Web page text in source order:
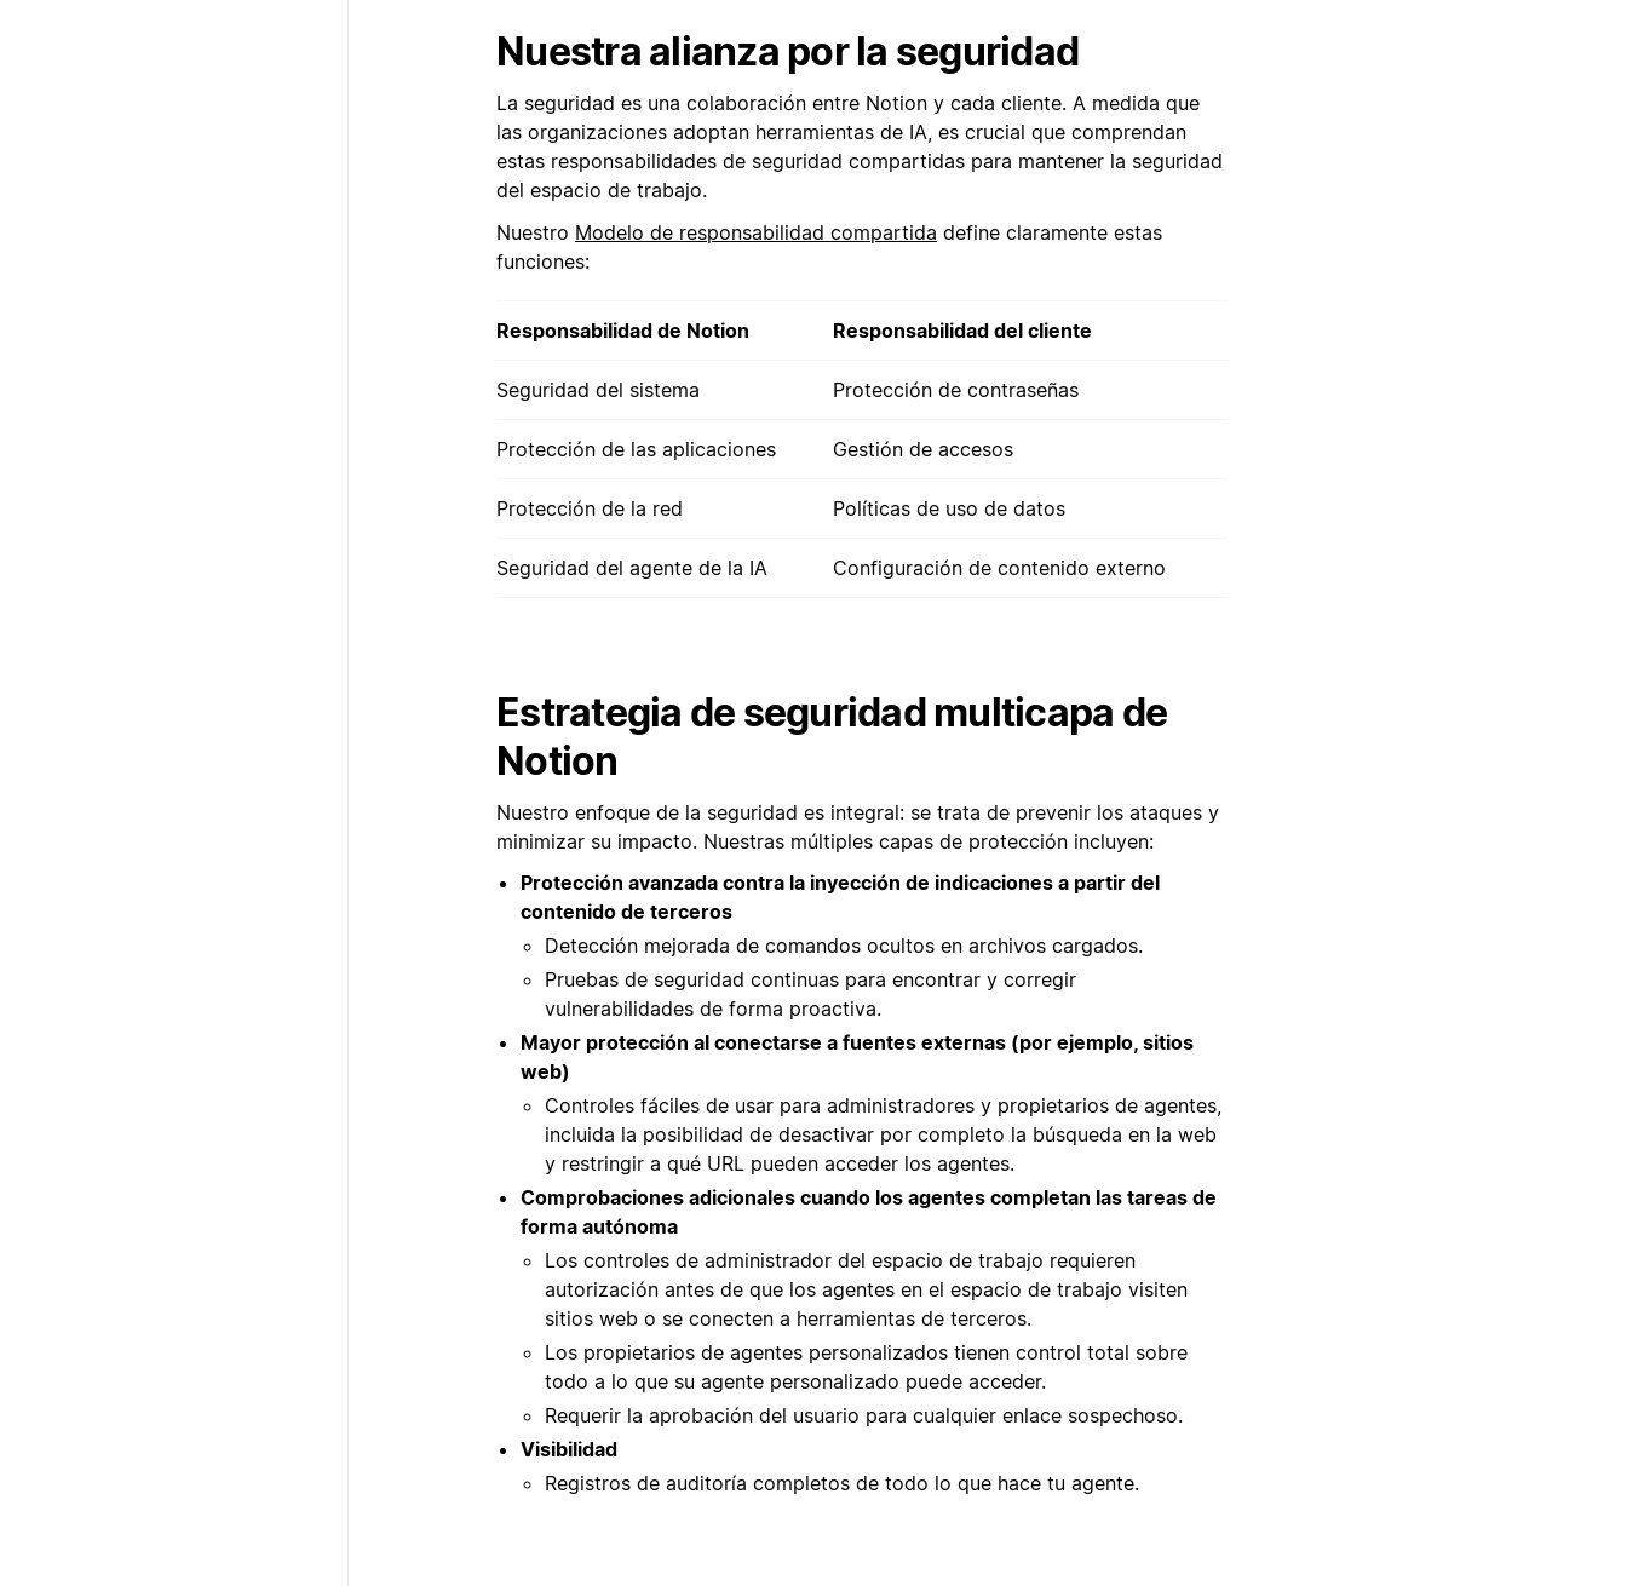
Nuestra alianza por la seguridad
La seguridad es una colaboración entre Notion y cada cliente. A medida que
las organizaciones adoptan herramientas de IA, es crucial que comprendan
estas responsabilidades de seguridad compartidas para mantener la seguridad
del espacio de trabajo.
Nuestro Modelo de responsabilidad compartida define claramente estas
funciones:
Responsabilidad de Notion Responsabilidad del cliente
Seguridad del sistema Protección de contraseñas
Protección de las aplicaciones Gestión de accesos
Protección de la red Políticas de uso de datos
Seguridad del agente de la IA Configuración de contenido externo
Estrategia de seguridad multicapa de
Notion
Nuestro enfoque de la seguridad es integral: se trata de prevenir los ataques y
minimizar su impacto. Nuestras múltiples capas de protección incluyen:
Protección avanzada contra la inyección de indicaciones a partir del
contenido de terceros
Detección mejorada de comandos ocultos en archivos cargados.
Pruebas de seguridad continuas para encontrar y corregir
vulnerabilidades de forma proactiva.
Mayor protección al conectarse a fuentes externas (por ejemplo, sitios
web)
Controles fáciles de usar para administradores y propietarios de agentes,
incluida la posibilidad de desactivar por completo la búsqueda en la web
y restringir a qué URL pueden acceder los agentes.
Comprobaciones adicionales cuando los agentes completan las tareas de
forma autónoma
Los controles de administrador del espacio de trabajo requieren
autorización antes de que los agentes en el espacio de trabajo visiten
sitios web o se conecten a herramientas de terceros.
Los propietarios de agentes personalizados tienen control total sobre
todo a lo que su agente personalizado puede acceder.
Requerir la aprobación del usuario para cualquier enlace sospechoso.
Visibilidad
Registros de auditoría completos de todo lo que hace tu agente.